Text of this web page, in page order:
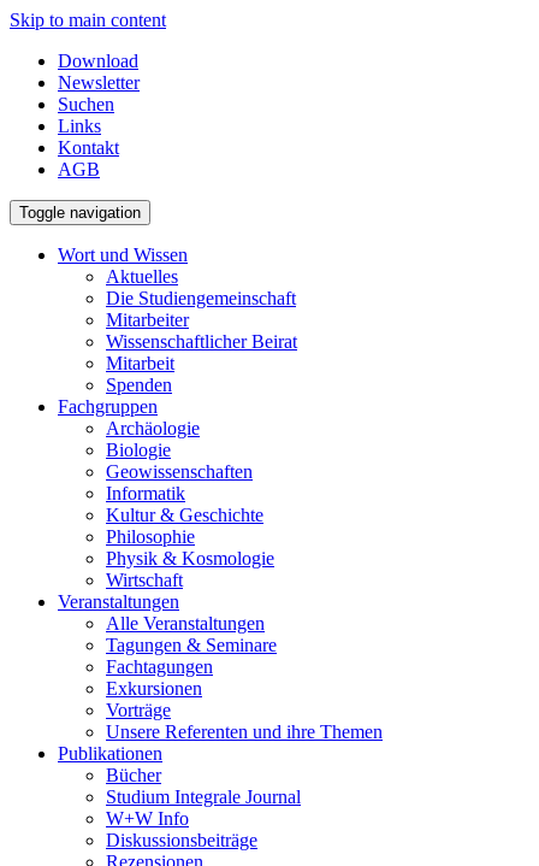
Skip to main content
Download
Newsletter
Suchen
Links
Kontakt
AGB
Toggle navigation
Wort und Wissen
Aktuelles
Die Studiengemeinschaft
Mitarbeiter
Wissenschaftlicher Beirat
Mitarbeit
Spenden
Fachgruppen
Archäologie
Biologie
Geowissenschaften
Informatik
Kultur & Geschichte
Philosophie
Physik & Kosmologie
Wirtschaft
Veranstaltungen
Alle Veranstaltungen
Tagungen & Seminare
Fachtagungen
Exkursionen
Vorträge
Unsere Referenten und ihre Themen
Publikationen
Bücher
Studium Integrale Journal
W+W Info
Diskussionsbeiträge
Rezensionen